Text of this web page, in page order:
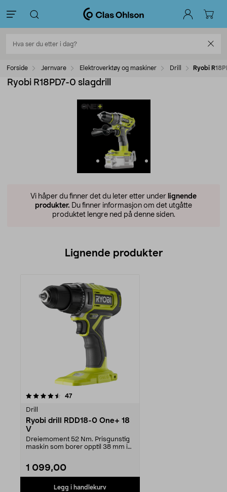
Forside Jernvare Elektroverktøy og maskiner Drill Ryobi
Ryobi R18PD7-0 slagdrill
Vi håper du finner det du leter etter under lignende
produkter. Du finner informasjon om det utgåtte
produktet lengre ned på denne siden.
Lignende produkter
47anmeldelser
Drill
Ryobi drill RDD18-0 One+ 18
V
Dreiemoment 52 Nm. Prisgunstig
maskin som borer opptil 38 mm i
1 099,00
Legg i handlekurv